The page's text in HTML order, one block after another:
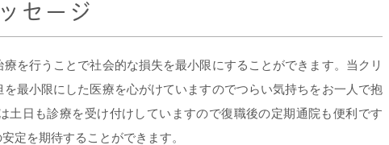
セージ
を行うことで社会的な損失を最小限にすることができます。当クリ
最小限にした医療を心がけていますのでつらい気持ちをお一人で抱
土日も診療を受け付けしていますので復職後の定期通院も便利です
定を期待することができます。